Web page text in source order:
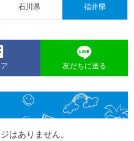
石川県 福井県
友だちに送る
はありません。